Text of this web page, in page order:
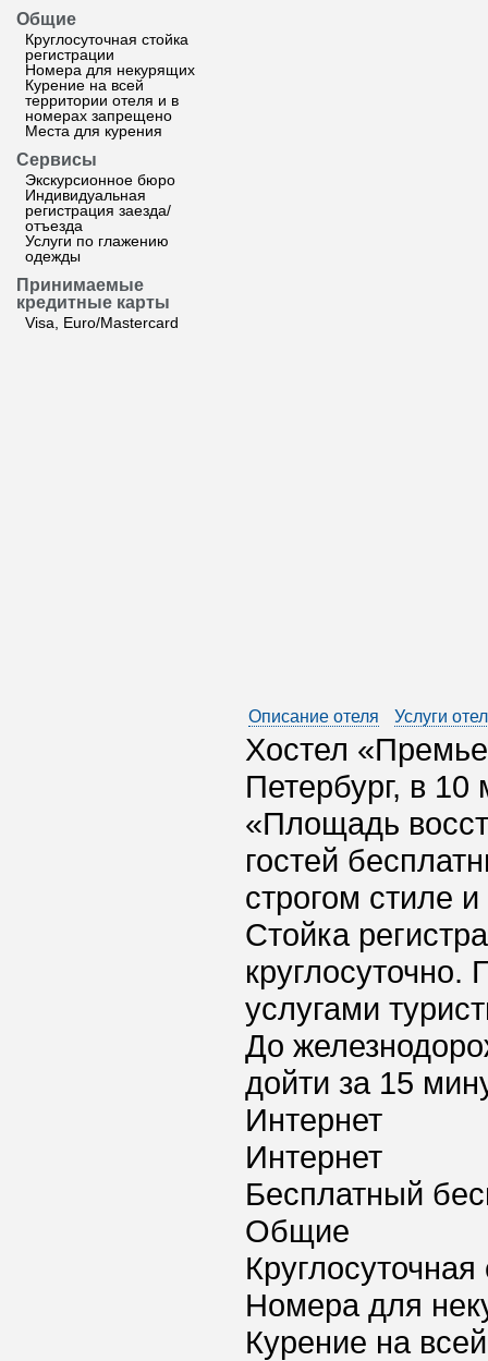
Общие
Круглосуточная стойка
регистрации
Номера для некурящих
Курение на всей
территории отеля и в
номерах запрещено
Места для курения
Сервисы
Экскурсионное бюро
Индивидуальная
регистрация заезда/
отъезда
Услуги по глажению
одежды
Принимаемые
кредитные карты
Visa, Euro/Mastercard
Описание отеля Услуги
Хостел
Петербург, в
«Площадь
гостей
строгом стиле
Стойка
круглосуточно.
услугами
До
дойти за 15
Интернет
Интернет
Бесплатный
Общие
Номера для
Курение на